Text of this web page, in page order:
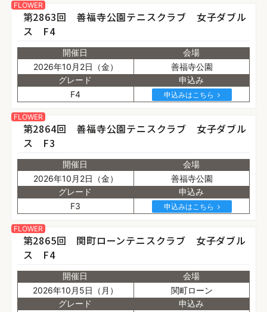
第2863回 善福寺公園テニスクラブ 女子ダブル
ス F4
開催日
2026年10月2日（金）
会場
善福寺公園
グレード
F4
申込み
申込みはこちら
FLOWER
第2864回 善福寺公園テニスクラブ 女子ダブル
ス F3
開催日
2026年10月2日（金）
会場
善福寺公園
グレード
F3
申込み
申込みはこちら
FLOWER
第2865回 関町ローンテニスクラブ 女子ダブル
ス F4
開催日
2026年10月5日（月）
会場
関町ローン
グレード
申込み
FLOWER